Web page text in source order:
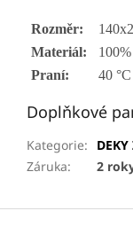
Rozměr:
Materiál:
Praní:
40
Doplňkové
Kategorie:
Záruka: 2
Z